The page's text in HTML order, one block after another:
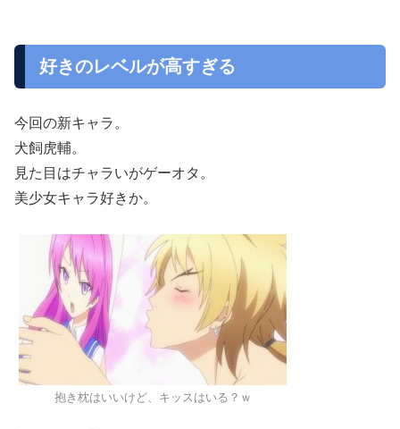
好きのレベルが高すぎる
今回の新キャラ。
犬飼虎輔。
見た目はチャラいがゲーオタ。
美少女キャラ好きか。
抱き枕はいいけど、キッスはいる？ｗ